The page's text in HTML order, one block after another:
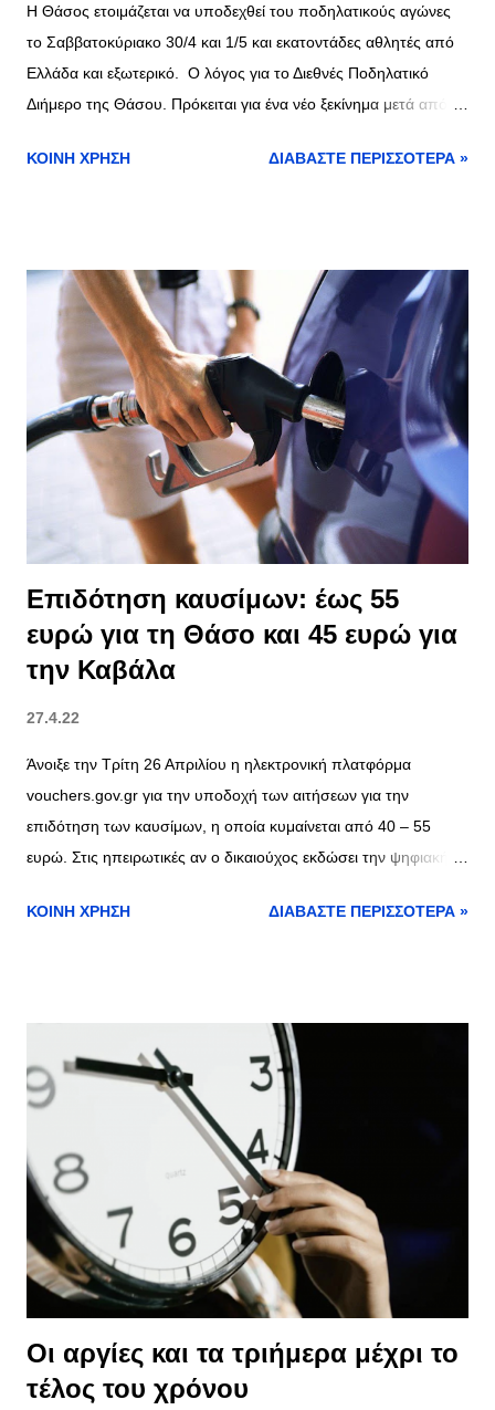
Η Θάσος ετοιμάζεται να υποδεχθεί του ποδηλατικούς αγώνες
το Σαββατοκύριακο 30/4 και 1/5 και εκατοντάδες αθλητές από
Ελλάδα και εξωτερικό. Ο λόγος για το Διεθνές Ποδηλατικό
Διήμερο της Θάσου. Πρόκειται για ένα νέο ξεκίνημα μετά από
MTB Thassos Cup το οποίο συμπληρώνει 15 χρόνια
και συνοδοί που αυτόματα ο αριθμός των επισκεπτών
διπλασιάζεται. Δείτε περισσότερες πληροφορίες για τους
αγώνες, τις διαδρομές και τις συμμετοχές >> kavalanews.gr
ΚΟΙΝΉ ΧΡΉΣΗ ΔΙΑΒΆΣΤΕ ΠΕΡΙΣΣΌΤΕΡΑ »
Επιδότηση καυσίμων: έως 55
ευρώ για τη Θάσο και 45 ευρώ για
την Καβάλα
27.4.22
Άνοιξε την Τρίτη 26 Απριλίου η ηλεκτρονική πλατφόρμα
vouchers.gov.gr για την υποδοχή των αιτήσεων για την
επιδότηση των καυσίμων, η οποία κυμαίνεται από 40 – 55
ευρώ. Στις ηπειρωτικές αν ο δικαιούχος εκδώσει την ψηφιακή
στις νησιωτικές περιοχές τα 55. Η υποβολή των αιτήσεων θα
των δικαιούχων στην ειδική εφαρμογή γίνονται τμηματικά
ανάλογα με τον τελευταίο αριθμό του ΑΦΜ τους, ως εξής: –
26.4.2022 για ΑΦΜ που λήγουν σε 0 και – 27.4.2022 για ΑΦΜ
που λήγουν σε 2 και 3 – 28.4.2022 για ΑΦΜ που λήγουν σε 4
και 5 – 29.4.2022 για ΑΦΜ που λήγουν σε 6 και 7 – 30.4.2022
για ΑΦΜ που λήγουν σε 8 και 9 – Από την 1η.5.2022 και εξής,
είναι δυνατή η υποβολή αιτήσεων, ανεξαρτήτως του λήγοντος
αριθμού του Α.Φ.Μ. των φυσικών προσώπων. Η πρόσβαση
στην ηλεκτρονική πλατφόρμα θα γίνετ...
ΚΟΙΝΉ ΧΡΉΣΗ ΔΙΑΒΆΣΤΕ ΠΕΡΙΣΣΌΤΕΡΑ »
Οι αργίες και τα τριήμερα μέχρι το
τέλος του χρόνου